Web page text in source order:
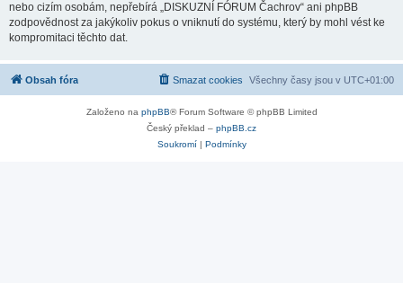
nebo cizím osobám, nepřebírá „DISKUZNÍ FÓRUM Čachrov“ ani phpBB
zodpovědnost za jakýkoliv pokus o vniknutí do systému, který by mohl vést ke
kompromitaci těchto dat.
Obsah fóra Všechny časy jsou v UTC+01:00
Smazat cookies
Založeno na phpBB® Forum Software © phpBB Limited
Český překlad – phpBB.cz
Soukromí| Podmínky